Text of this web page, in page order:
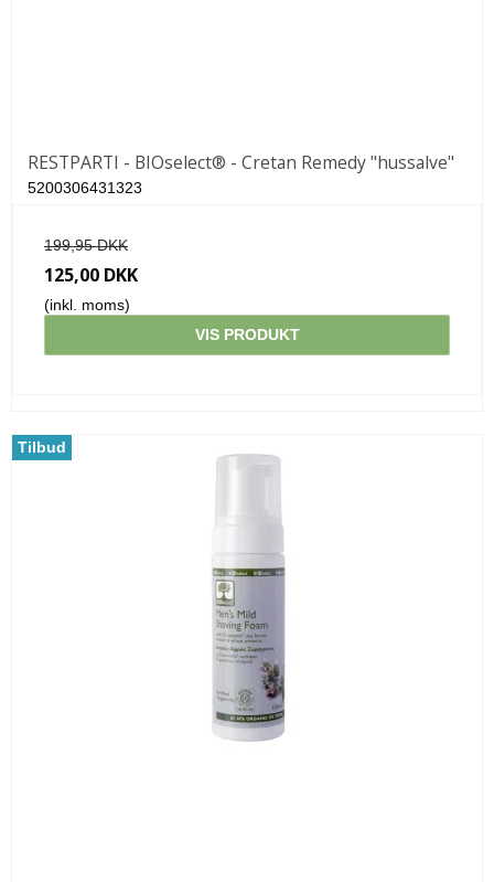
RESTPARTI - BIOselect® - Cretan Remedy "hussalve"
5200306431323
199,95 DKK
125,00 DKK
(inkl. moms)
VIS PRODUKT
Tilbud